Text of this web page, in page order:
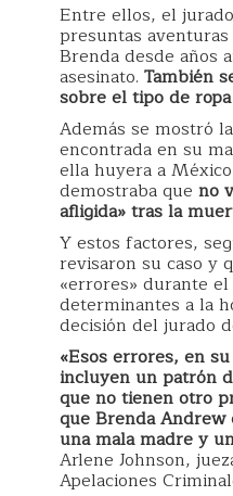
Entre ellos, el
presuntas
Brenda desde años
asesinato. También
sobre el tipo de
Además se mostró
encontrada en su
ella huyera a
demostraba que no
afligida» tras la
Y estos factores,
revisaron su caso y
«errores» durante
determinantes a la
decisión del jurado
«Esos errores, en
incluyen un patrón
que no tienen otro
que Brenda Andrew
una mala madre y
Arlene Johnson,
Apelaciones